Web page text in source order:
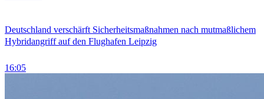
Deutschland verschärft Sicherheitsmaßnahmen nach mutmaßlichem
Hybridangriff auf den Flughafen Leipzig
16:05